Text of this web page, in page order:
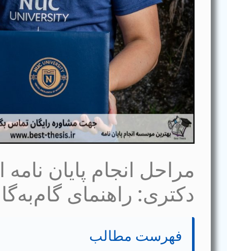
مراحل انجام پایان
دکتری: راهنمای
فهرست مطالب